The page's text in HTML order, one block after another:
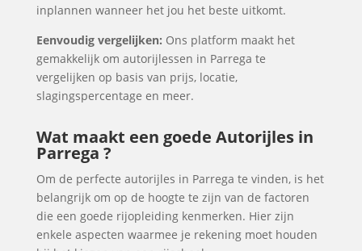
inplannen wanneer het jou het beste uitkomt.
Eenvoudig vergelijken: Ons platform maakt het
gemakkelijk om autorijlessen in Parrega te
vergelijken op basis van prijs, locatie,
slagingspercentage en meer.
Wat maakt een goede Autorijles in
Parrega ?
Om de perfecte autorijles in Parrega te vinden, is het
belangrijk om op de hoogte te zijn van de factoren
die een goede rijopleiding kenmerken. Hier zijn
enkele aspecten waarmee je rekening moet houden